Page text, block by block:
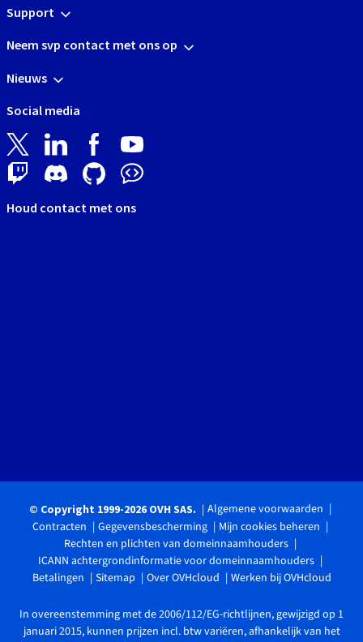
Support
Neem svp contact met ons op
Nieuws
Social media
Houd contact met ons
© Copyright 1999-2026 OVH SAS.
Algemene voorwaarden
Contracten
Gegevensbescherming
Mijn cookies beheren
Rechten en plichten van domeinnaamhouders
ICANN achtergrondinformatie voor domeinnaamhouders
Betalingen
Sitemap Over OVHcloud Werken bij OVHcloud
In overeenstemming met de 2006/112/EG-richtlijnen, gewijzigd op 1
januari 2015, kunnen prijzen incl. btw variëren, afhankelijk van het